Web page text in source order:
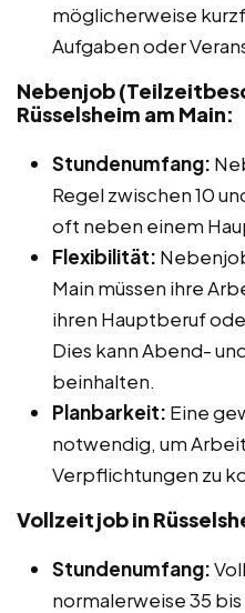
möglicherweise
Aufgaben oder
Nebenjob
Rüsselsheim am Main:
Stundenumfang:
Regel zwischen 10
oft neben einem
Flexibilität:
Main müssen ihre
ihren Hauptberuf
Dies kann Abend-
beinhalten.
Planbarkeit: Eine
notwendig, um
Verpflichtungen zu
Vollzeitjob in
Stundenumfang:
normalerweise 35